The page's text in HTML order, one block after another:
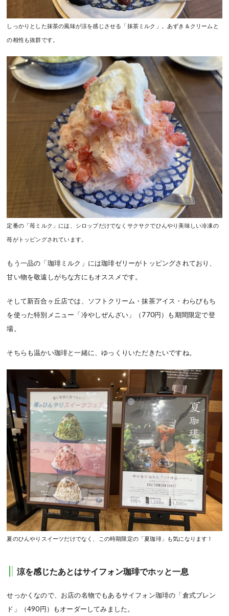
しっかりとした抹茶の風味が涼を感じさせる「抹茶ミルク」。あずき＆クリームと
の相性も抜群です。
定番の「苺ミルク」には、シロップだけでなくサクサクでひんやり美味しい冷凍の
苺がトッピングされています。
もう一品の「珈琲ミルク」には珈琲ゼリーがトッピングされており、
甘い物を敬遠しがちな方にもオススメです。
そして新百合ヶ丘店では、ソフトクリーム・抹茶アイス・わらびもち
を使った特別メニュー「冷やしぜんざい」（770円）も期間限定で登
場。
そちらも温かい珈琲と一緒に、ゆっくりいただきたいですね。
夏のひんやりスイーツだけでなく、この時期限定の「夏珈琲」も気になります！
涼を感じたあとはサイフォン珈琲でホッと一息
せっかくなので、お店の名物でもあるサイフォン珈琲の「倉式ブレン
ド」（490円）もオーダーしてみました。